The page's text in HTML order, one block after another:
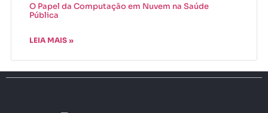
O Papel da Computação em Nuvem na Saúde
Pública
LEIA MAIS »